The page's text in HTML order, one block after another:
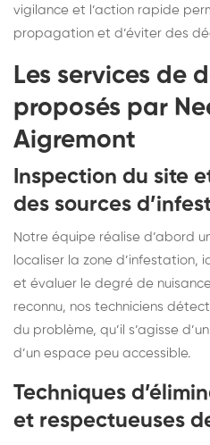
vigilance et l’action rapide
propagation et d’éviter des
Les services de
proposés par
Aigremont
Inspection du site
des sources
Notre équipe réalise d’abord
localiser la zone d’infestation,
et évaluer le degré de
reconnu, nos techniciens
du problème, qu’il s’agisse
d’un espace peu accessible.
Techniques
et respectueuses